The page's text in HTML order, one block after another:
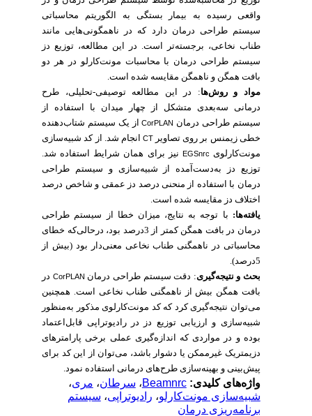
واقعی رسیده به بیمار بستگی به الگوریتم محاسباتی
سیستم طراحی درمان دارد که در ناهمگونی‌هایی مانند
طناب نخاعی، برجسته‌تر است. در این مطالعه، توزیع دز
سیستم طراحی درمان با محاسبات مونت‌کارلو در هر دو
بافت همگن و ناهمگن مقایسه شده است.
مواد و روش‌ها:در این مطالعه توصیفی-تحلیلی،طرح
درمانی سه‌بعدی متشکل از چهار میدان با استفاده از
سیستم طراحی درمانCorPLANاز یک سیستم شتاب‌دهنده
خطیزیمنس بر روی تصاویرCTانجام شد. از کد شبیه‌سازی
مونت‌کارلویEGSnrcنیز برای همان شرایط استفاده شد.
توزیع دز به‌دست‌آمده از شبیه‌سازی و سیستم طراحی
درمان با استفاده از منحنی درصد دز عمقی و شاخص درصد
اختلاف دز مقایسه شده است.
یافته‌ها:با توجه به نتایج، میزان خطا از سیستم طراحی
درمان در بافت همگن کمتر از 3درصد بود، درحالی‌که خطای
محاسباتی در ناهمگنی طناب نخاعی معنی‌دار بود (بیش از
بحث و نتیجه‌گیری : دقت سیستم طراحی درمانCorPLANدر
بافت همگن بیش از ناهمگنی طناب نخاعی است.همچنین
می‌توان نتیجه‌گیری کرد که کد مونت‌کارلوی مذکور به‌منظور
شبیه‌سازی و ارزیابی توزیع دز در رادیوتراپی قابل‌اعتماد
بوده و در مواردی که اندازه‌گیری عملی برخی پارامترهای
دزیمتریک غیرممکن یا دشوار باشد، می‌توان از این کد برای
پیش‌بینی و بهینه‌سازی طرح‌های درمانی استفاده نمود.
واژه‌های کلیدی:Beamnrc،سرطان،مری،
شبیه‌سازی مونت‌کارلو،رادیوتراپی،سیستم
برنامه‌ریزی درمان